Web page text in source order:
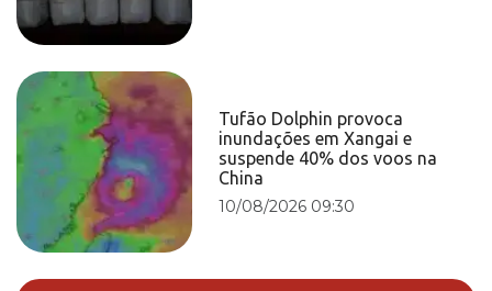
Tufão Dolphin provoca
inundações em Xangai e
suspende 40% dos voos na
China
10/08/2026 09:30